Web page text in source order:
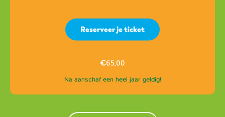
Reserveer je ticket
€65,00
Na aanschaf een heel jaar geldig!